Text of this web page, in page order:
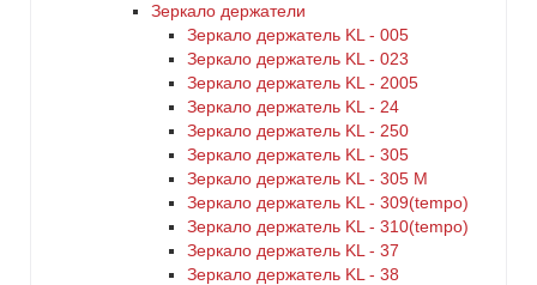
Зеркало держатели
Зеркало держатель KL - 005
Зеркало держатель KL - 023
Зеркало держатель KL - 2005
Зеркало держатель KL - 24
Зеркало держатель KL - 250
Зеркало держатель KL - 305
Зеркало держатель KL - 305 M
Зеркало держатель KL - 309(tempo)
Зеркало держатель KL - 310(tempo)
Зеркало держатель KL - 37
Зеркало держатель KL - 38